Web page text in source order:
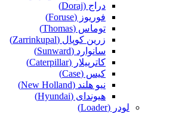
دراج (Doraj)
فوریوز (Foruse)
توماس (Thomas)
زرین کوپال (Zarrinkupal)
سانوارد (Sunward)
کاترپیلار (Caterpillar)
کیس (Case)
نیو هلند (New Holland)
هیوندای (Hyundai)
لودر (Loader)